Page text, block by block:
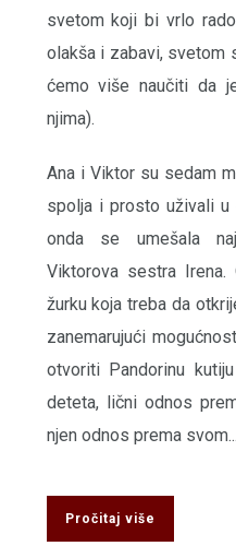
svetom koji bi vrlo
olakša i zabavi, svetom
ćemo više naučiti da
njima).
Ana i Viktor su sedam
spolja i prosto uživali u
onda se umešala
Viktorova sestra Irena.
žurku koja treba da
zanemarujući
otvoriti Pandorinu
deteta, lični odnos
njen odnos prema svom...
Pročitaj više